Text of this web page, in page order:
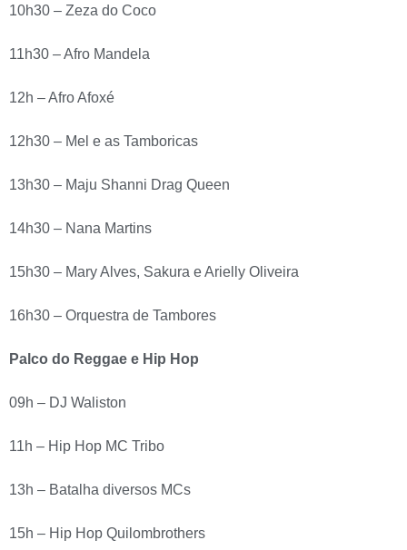
10h30 – Zeza do Coco
11h30 – Afro Mandela
12h – Afro Afoxé
12h30 – Mel e as Tamboricas
13h30 – Maju Shanni Drag Queen
14h30 – Nana Martins
15h30 – Mary Alves, Sakura e Arielly Oliveira
16h30 – Orquestra de Tambores
Palco do Reggae e Hip Hop
09h – DJ Waliston
11h – Hip Hop MC Tribo
13h – Batalha diversos MCs
15h – Hip Hop Quilombrothers